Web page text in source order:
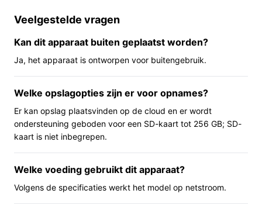
van toepassing zijn).
Belangrijkste check: de voeding en bevestiging:
alleen op accu werkt of ook op netstroom, en houd
rekening dat montagemateriaal en een muurbeugel
niet zijn inbegrepen.
Wat je in de praktijk merkt
In dagelijks gebruik biedt dit systeem direct zicht op wie
er voor de deur staat via het ingebouwde 4,3 inch
touchscherm. De camera heeft een brede kijkhoek
(166°) en nachtzicht tot 5 meter, wat helpt bij het
Veelgestelde vragen
Kan dit apparaat buiten geplaatst worden?
Ja, het apparaat is ontworpen voor buitengebruik.
Welke opslagopties zijn er voor opnames?
Er kan opslag plaatsvinden op de cloud en er wordt
ondersteuning geboden voor een SD-kaart tot 256 GB; SD-
kaart is niet inbegrepen.
Welke voeding gebruikt dit apparaat?
Volgens de specificaties werkt het model op netstroom.